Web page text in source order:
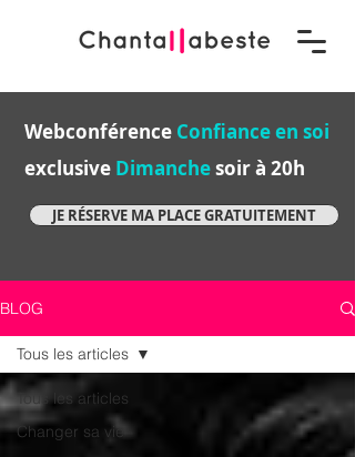
Webconférence Confiance en soi
exclusive Dimanchesoir à 20h
JE RÉSERVE MA PLACE GRATUITEMENT
BLOG
Tous les articles
Changer sa vie
Tous les articles